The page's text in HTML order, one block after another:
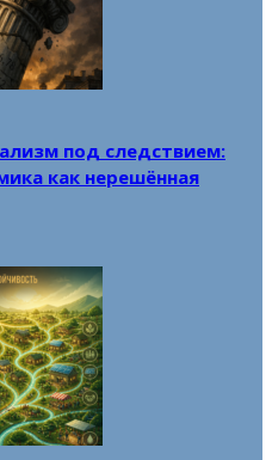
под следствием:
как нерешённая